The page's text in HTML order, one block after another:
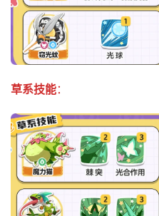
草系技能：